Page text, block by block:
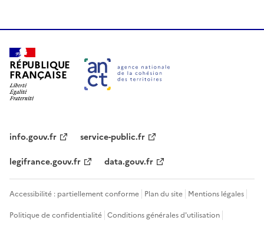
RÉPUBLIQUE
FRANÇAISE
info.gouv.fr
service-public.fr
legifrance.gouv.fr
data.gouv.fr
Accessibilité : partiellement conforme Plan du site Mentions légales
Politique de confidentialité Conditions générales d'utilisation